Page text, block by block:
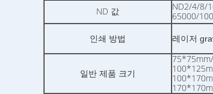
ND 값
ND2/4/8/
65000/
인쇄 방법 레이저
일반 제품 크기